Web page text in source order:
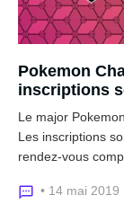
Pokemon
inscriptions
Le major
Les inscriptions
rendez-vous
• 14 mai 2019